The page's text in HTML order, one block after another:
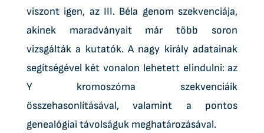
viszont igen, az III. Béla genom szekvenciája,
akinek maradványait már több soron
vizsgálták a kutatók. A nagy király adatainak
segítségével két vonalon lehetett elindulni: az
Y kromoszóma szekvenciáik
összehasonlításával, valamint a pontos
genealógiai távolságuk meghatározásával.